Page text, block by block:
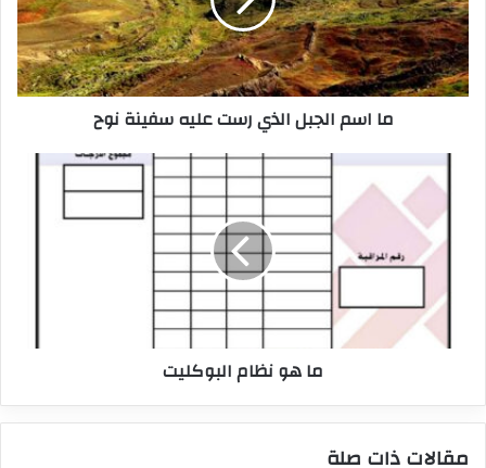
ما اسم الجبل الذي رست عليه سفينة نوح
ما هو نظام البوكليت
مقالات ذات صلة